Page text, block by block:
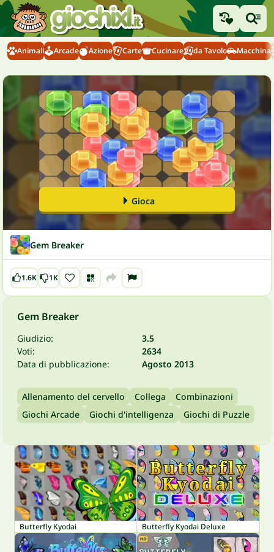
Animali Arcade Azione Carte Cucinare da Tavolo Macchina
Gioca
Gem Breaker
1.6K 1K
Gem Breaker
Giudizio:
3.5
Voti:
2634
Data di pubblicazione:
Agosto 2013
Allenamento del cervello Collega
Combinazioni
Giochi Arcade
Giochi d'intelligenza Giochi di Puzzle
Butterfly Kyodai Butterfly Kyodai Deluxe